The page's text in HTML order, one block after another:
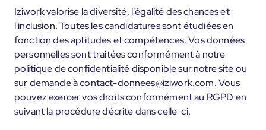
Iziwork valorise la diversité, l'égalité des chances et
l'inclusion. Toutes les candidatures sont étudiées en
fonction des aptitudes et compétences. Vos données
personnelles sont traitées conformément à notre
politique de confidentialité disponible sur notre site ou
sur demande à contact-donnees@iziwork.com. Vous
pouvez exercer vos droits conformément au RGPD en
suivant la procédure décrite dans celle-ci.